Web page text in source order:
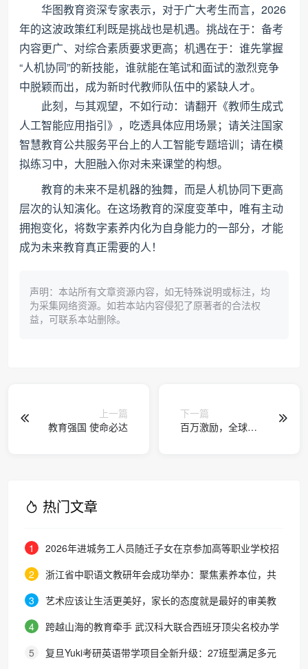
华图教育资深专家表示，对于广大考生而言，2026
年的这波政策红利既是挑战也是机遇。挑战在于：备考
内容更广、对综合素质要求更高；机遇在于：谁先掌握
“人机协同”的新技能，谁就能在笔试和面试的激烈竞争
中脱颖而出，成为新时代教师队伍中的紧缺人才。
此刻，与其观望，不如行动：请翻开《教师生成式
人工智能应用指引》，吃透具体应用场景；请关注国家
智慧教育公共服务平台上的人工智能专题培训；请在模
拟练习中，大胆融入你对未来课堂的构想。
教育的未来不是机器的独舞，而是人机协同下更高
层次的认知演化。在这场教育的深度变革中，唯有主动
拥抱变化，将数字素养内化为自身能力的一部分，才能
成为未来教育真正需要的人！
声明：本站所有文章资源内容，如无特殊说明或标注，均
为采集网络资源。如若本站内容侵犯了原著者的合法权
益，可联系本站删除。
上一篇
教育强国 使命必达
下一篇
百万激励，全球征
热门文章
1
2026年进城务工人员随迁子女在京参加高等职业学校招
生考试报名通知
2
浙江省中职语文教研年会成功举办：聚焦素养本位，共
探职教语文教学新路径
3
艺术应该让生活更美好，家长的态度就是最好的审美教
育！
4
跨越山海的教育牵手 武汉科大联合西班牙顶尖名校办学
院，首届新生入学
5
复旦Yuki考研英语带学项目全新升级：27班型满足多元